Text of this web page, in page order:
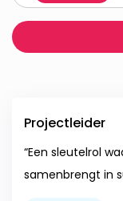
Projectleider
“Een sleutelrol
samenbrengt in